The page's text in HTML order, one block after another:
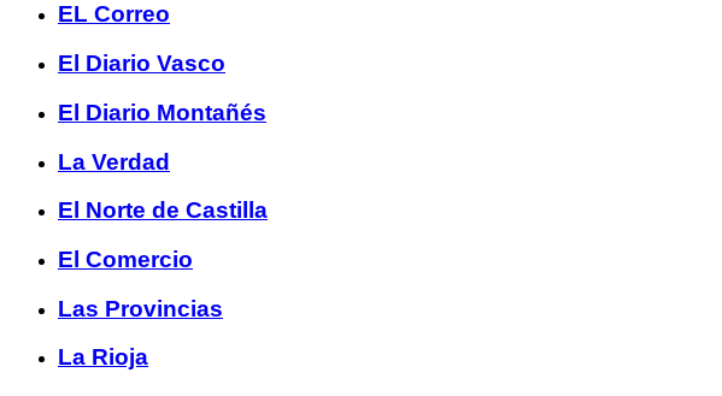
EL Correo
El Diario Vasco
El Diario Montañés
La Verdad
El Norte de Castilla
El Comercio
Las Provincias
La Rioja